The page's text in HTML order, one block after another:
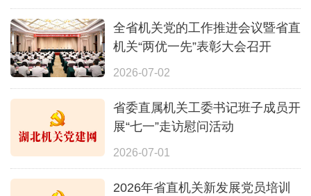
全省机关党的工作推进会议暨省直
机关“两优一先”表彰大会召开
2026-07-02
省委直属机关工委书记班子成员开
展“七一”走访慰问活动
2026-07-01
2026年省直机关新发展党员培训